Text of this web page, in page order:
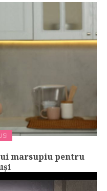
marsupiu pentru